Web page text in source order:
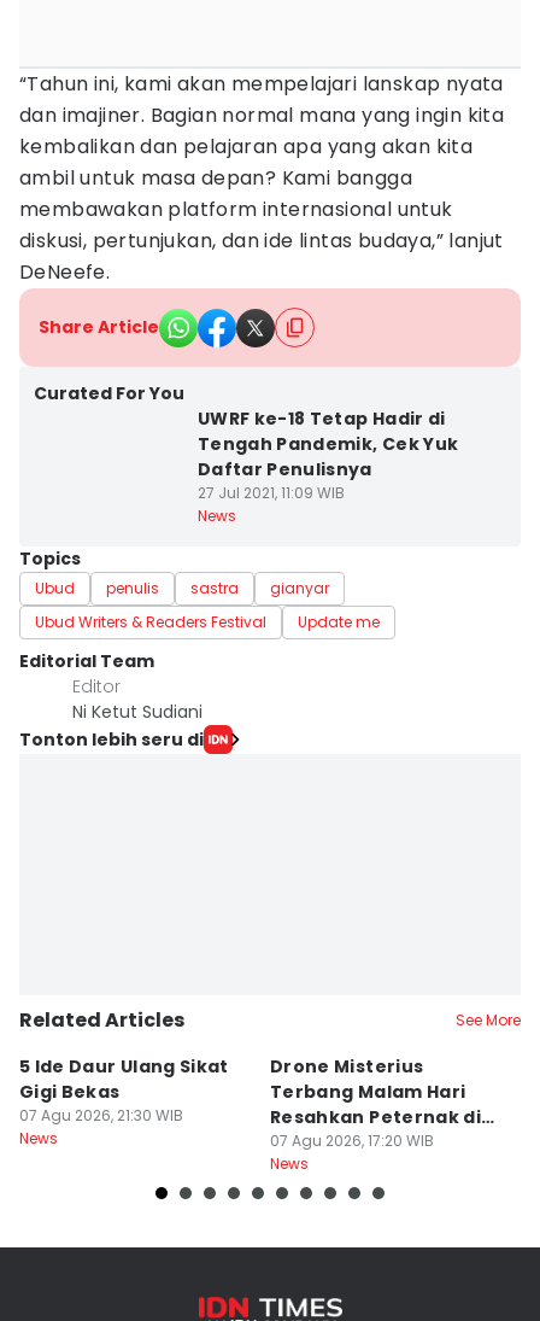
“Tahun ini, kami akan mempelajari lanskap nyata
dan imajiner. Bagian normal mana yang ingin kita
kembalikan dan pelajaran apa yang akan kita
ambil untuk masa depan? Kami bangga
membawakan platform internasional untuk
diskusi, pertunjukan, dan ide lintas budaya,” lanjut
DeNeefe.
Share Article
Curated For You
UWRF ke-18 Tetap Hadir di
Tengah Pandemik, Cek Yuk
Daftar Penulisnya
27 Jul 2021, 11:09 WIB
News
Topics
Ubud penulis sastra
gianyar
Ubud Writers & Readers Festival
Update me
Editorial Team
Editor
Ni Ketut Sudiani
Tonton lebih seru di
Related Articles See More
5 Ide Daur Ulang Sikat
Gigi Bekas
07 Agu 2026, 21:30 WIB
News
Drone Misterius
Terbang Malam Hari
Resahkan Peternak di
Marga Tabanan
07 Agu 2026, 17:20 WIB
News